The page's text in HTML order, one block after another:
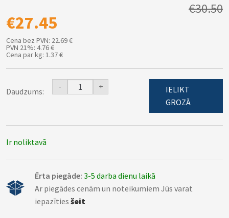
€30.50
€27.45
Cena bez PVN: 22.69 €
PVN 21%: 4.76 €
Cena par kg: 1.37 €
Daudzums: - +
IELIKT
GROZĀ
Ir noliktavā
Ērta piegāde: 3-5 darba dienu laikā
Ar piegādes cenām un noteikumiem Jūs varat
iepazīties šeit